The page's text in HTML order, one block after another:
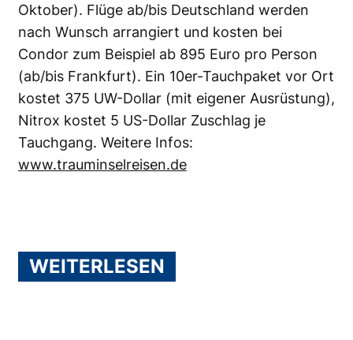
Oktober). Flüge ab/bis Deutschland werden
nach Wunsch arrangiert und kosten bei
Condor zum Beispiel ab 895 Euro pro Person
(ab/bis Frankfurt). Ein 10er-Tauchpaket vor Ort
kostet 375 UW-Dollar (mit eigener Ausrüstung),
Nitrox kostet 5 US-Dollar Zuschlag je
Tauchgang. Weitere Infos:
www.trauminselreisen.de
WEITERLESEN